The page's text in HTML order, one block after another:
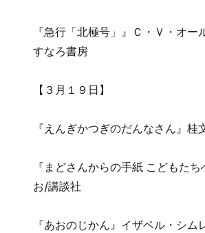
『急行「北極号」』Ｃ・Ｖ・オー
すなろ書房
【３月１９日】
『えんぎかつぎのだんなさん』桂
『まどさんからの手紙 こどもた
お/講談社
『あおのじかん』イザベル・シム